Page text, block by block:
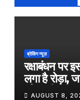
ब्रेकिंग न्यूज़
रक्षाबंधन पर
लगा है रोड़ा,
को राखी
AUGUST 8,